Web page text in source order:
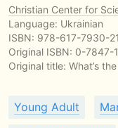
Christian Center for
Language: Ukrainian
ISBN: 978-617-7930-
Original ISBN: 0-7847-
Original title: What’s
Young Adult